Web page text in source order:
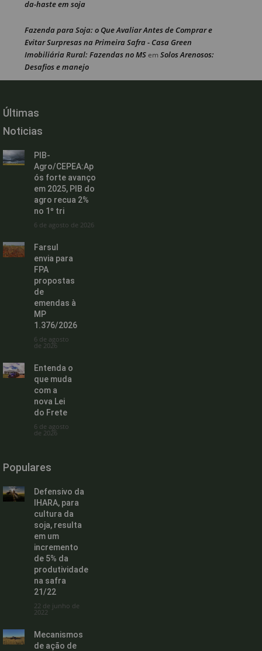
da-haste em soja
Fazenda para Soja: o Que Avaliar Antes de Comprar e
Evitar Surpresas na Primeira Safra - Casa Green
Imobiliária Rural: Fazendas no MSem Solos Arenosos:
Desafios e manejo
Últimas
Noticias
PIB-
Agro/CEPEA:Ap
ós forte avanço
em 2025, PIB do
agro recua 2%
no 1º tri
6 de agosto de 2026
Farsul
envia para
FPA
propostas
de
emendas à
MP
1.376/2026
6 de agosto
de 2026
Entenda o
que muda
com a
nova Lei
do Frete
6 de agosto
de 2026
Populares
Defensivo da
IHARA, para
cultura da
soja, resulta
em um
incremento
de 5% da
produtividade
na safra
21/22
22 de junho de
2022
Mecanismos
de ação de